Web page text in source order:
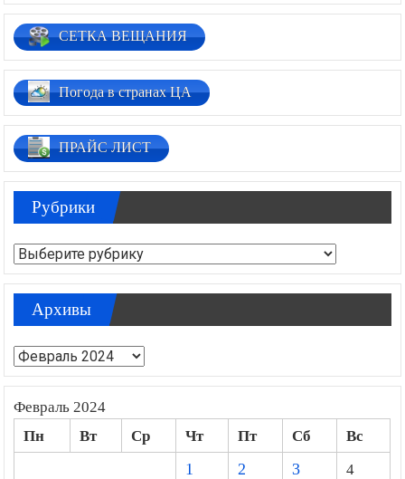
СЕТКА ВЕЩАНИЯ
Погода в странах ЦА
ПРАЙС ЛИСТ
Рубрики
Рубрики
Архивы
Архивы
Февраль 2024
Пн Вт Ср Чт Пт Сб
Вс
1
2 3
4